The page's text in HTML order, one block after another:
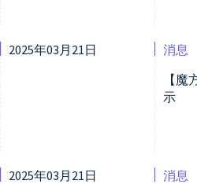
2025年03月21日
消息
【
示
2025年03月21日
消息